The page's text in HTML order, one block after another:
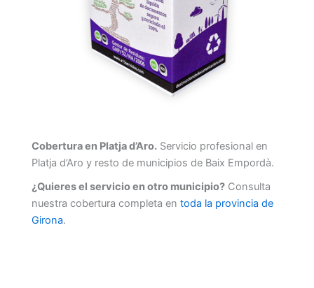
Cobertura en Platja d’Aro. Servicio profesional en
Platja d’Aro y resto de municipios de Baix Empordà.
¿Quieres el servicio en otro municipio? Consulta
nuestra cobertura completa en toda la provincia de
Girona.